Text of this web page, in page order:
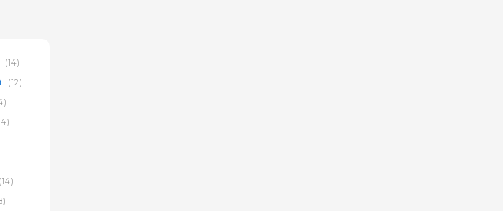
(14)
(12)
(14)